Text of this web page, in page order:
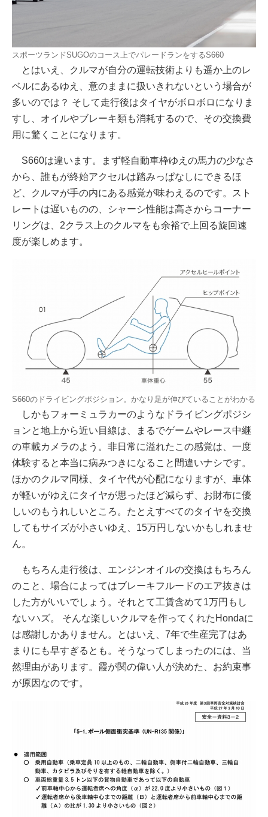
スポーツランドSUGOのコース上でパレードランをするS660
とはいえ、クルマが自分の運転技術よりも遥か上のレ
ベルにあるゆえ、意のままに扱いきれないという場合が
多いのでは？ そして走行後はタイヤがボロボロになりま
すし、オイルやブレーキ類も消耗するので、その交換費
用に驚くことになります。
S660は違います。まず軽自動車枠ゆえの馬力の少なさ
から、誰もが終始アクセルは踏みっぱなしにできるほ
ど、クルマが手の内にある感覚が味わえるのです。スト
レートは遅いものの、シャーシ性能は高さからコーナー
リングは、2クラス上のクルマをも余裕で上回る旋回速
度が楽しめます。
S660のドライビングポジション。かなり足が伸びていることがわかる
しかもフォーミュラカーのようなドライビングポジシ
ョンと地上から近い目線は、まるでゲームやレース中継
の車載カメラのよう。非日常に溢れたこの感覚は、一度
体験すると本当に病みつきになること間違いナシです。
ほかのクルマ同様、タイヤ代が心配になりますが、車体
が軽いがゆえにタイヤが思ったほど減らず、お財布に優
しいのもうれしいところ。たとえすべてのタイヤを交換
してもサイズが小さいゆえ、15万円しないかもしれませ
ん。
もちろん走行後は、エンジンオイルの交換はもちろん
のこと、場合によってはブレーキフルードのエア抜きは
した方がいいでしょう。それとて工賃含めて1万円もし
ないハズ。 そんな楽しいクルマを作ってくれたHondaに
は感謝しかありません。とはいえ、7年で生産完了はあ
まりにも早すぎるとも。そうなってしまったのには、当
然理由があります。霞が関の偉い人が決めた、お約束事
が原因なのです。